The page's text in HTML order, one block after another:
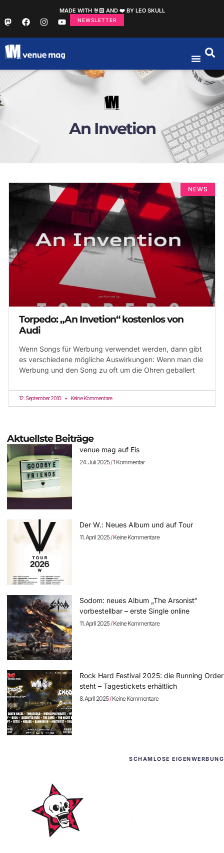
MADE WITH 🤘🏻 AND ❤️ BY LEO SKULL
NEWSLETTER
An Invetion
NEWS
Torpedo: „An Invetion“ kostenlos von
Audi
Wenn Songs für Werbung verwendet werden, dann gibt
es verschiedene mögliche Auswirkungen: Wenn man die
Werbung und den Song zu oft um die Ohren geballert
12. September 2010 Keine Kommentare
Aktuellste Beiträge
venue mag auf Eis
24. Juli 2025 1 Kommentar
Der W.: Neues Album und auf Tour
11. April 2025 Keine Kommentare
Sodom: neues Album „The Arsonist“
vorbestellbar – erste Single online
11. April 2025 Keine Kommentare
Rock Hard Festival 2025: die Running Order
steht – Tagestickets erhältlich
8. April 2025 Keine Kommentare
SCHAMLOSE EIGENWERBUNG